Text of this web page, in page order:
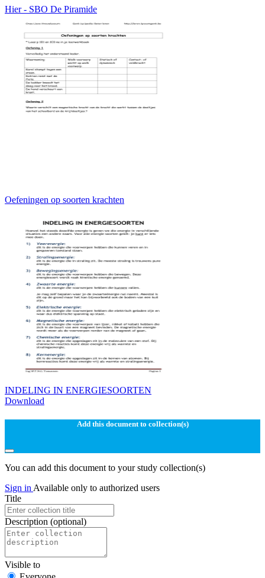
Hier - SBO De Piramide
Oefeningen op soorten krachten
INDELING IN ENERGIESOORTEN
Download
Add this document to collection(s)
You can add this document to your study collection(s)
Sign in Available only to authorized users
Title
Description (optional)
Visible to